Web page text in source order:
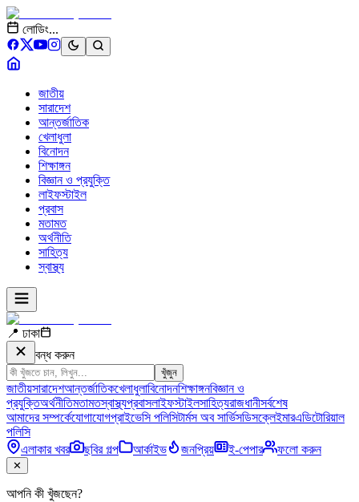
লোডিং...
জাতীয়
সারাদেশ
আন্তর্জাতিক
খেলাধুলা
বিনোদন
শিক্ষাঙ্গন
বিজ্ঞান ও প্রযুক্তি
লাইফস্টাইল
প্রবাস
মতামত
অর্থনীতি
সাহিত্য
স্বাস্থ্য
📍 ঢাকা
বন্ধ করুন
খুঁজুন
জাতীয়সারাদেশআন্তর্জাতিকখেলাধুলাবিনোদনশিক্ষাঙ্গনবিজ্ঞান ও
প্রযুক্তিঅর্থনীতিমতামতস্বাস্থ্যপ্রবাসলাইফস্টাইলসাহিত্যরাজধানীসর্বশেষ
আমাদের সম্পর্কেযোগাযোগপ্রাইভেসি পলিসিটার্মস অব সার্ভিসডিসক্লেইমারএডিটোরিয়াল
পলিসি
এলাকার খবর
ছবির গল্প আর্কাইভ জনপ্রিয় ই-পেপার ফলো করুন
✕
আপনি কী খুঁজছেন?